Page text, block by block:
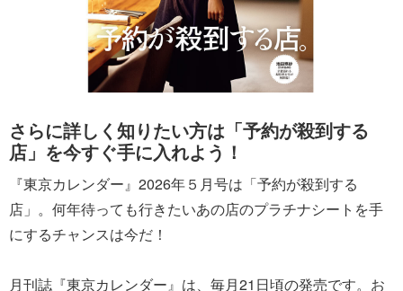
さらに詳しく知りたい方は「予約が殺到する
店」を今すぐ手に入れよう！
『東京カレンダー』2026年５月号は「予約が殺到する
店」。何年待っても行きたいあの店のプラチナシートを手
にするチャンスは今だ！
月刊誌『東京カレンダー』は、毎月21日頃の発売です。お